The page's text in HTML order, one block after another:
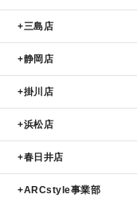
三島店
静岡店
掛川店
浜松店
春日井店
ARCstyle事業部